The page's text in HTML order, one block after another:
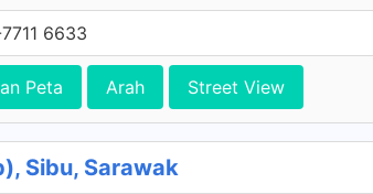
6633
Peta Arah Street View
Sibu, Sarawak